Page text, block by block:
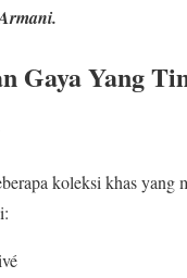
Gaya Yang
koleksi khas yang